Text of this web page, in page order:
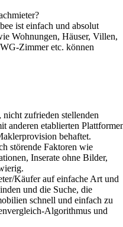
ist einfach und absolut
Wohnungen, Häuser, Villen,
Zimmer etc. können
zufrieden stellenden
anderen etablierten
behaftet.
störende Faktoren wie
Inserate ohne Bilder,
Käufer auf einfache Art und
und die Suche, die
schnell und einfach zu
Algorithmus und